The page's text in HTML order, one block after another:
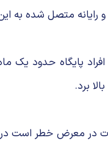
متصل شده به این
پایگاه حدود
برد.
در معرض خطر است